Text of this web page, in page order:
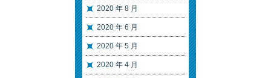
2020 年 8 月
2020 年 6 月
2020 年 5 月
2020 年 4 月